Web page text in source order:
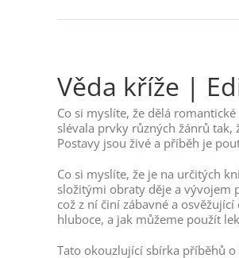
Věda kříže |
Co si myslíte, že dělá
slévala prvky různých žánrů
Postavy jsou živé a příběh je
Co si myslíte, že je na určitých
složitými obraty děje a vývojem
což z ní činí zábavné a
hluboce, a jak můžeme použít
Tato okouzlující sbírka příběhů